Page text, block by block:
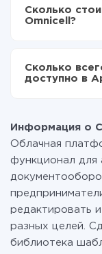
отличаться и
среднем
Сколько
Omnicell?
функционал. Вы
данных,
перейти на
отарифах.
Сколько
доступно в
Информация о
Облачная
функционал для
редактировать
разных целей.
библиотека